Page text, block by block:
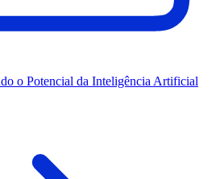
o Potencial da Inteligência Artificial